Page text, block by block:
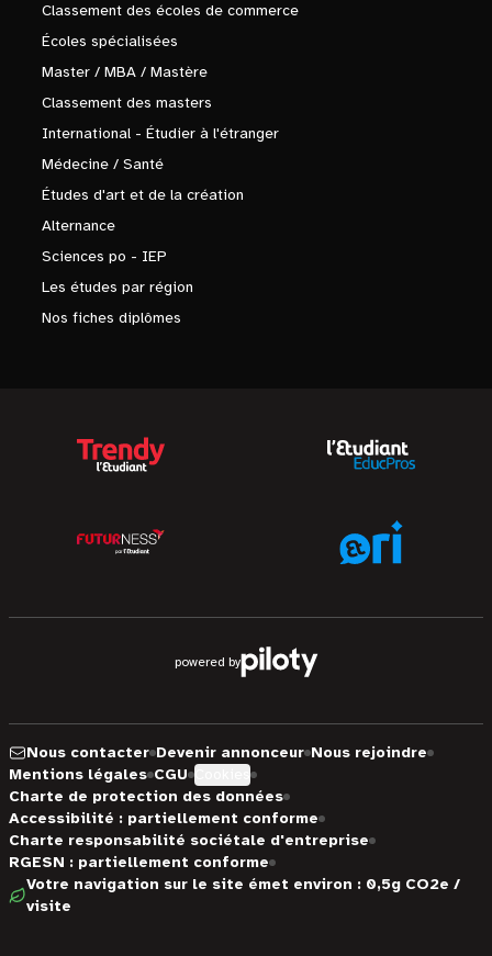
Classement des écoles de commerce
Écoles spécialisées
Master / MBA / Mastère
Classement des masters
International - Étudier à l'étranger
Médecine / Santé
Études d'art et de la création
Alternance
Sciences po - IEP
Les études par région
Nos fiches diplômes
powered by
Nous contacter Devenir annonceur Nous rejoindre
Mentions légales CGU
Charte de protection des données
Accessibilité : partiellement conforme
Charte responsabilité sociétale d'entreprise
RGESN : partiellement conforme
Votre navigation sur le site émet environ : 0,5g CO2e /
visite